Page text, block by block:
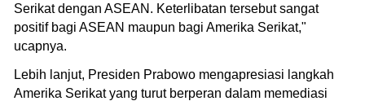
Serikat dengan ASEAN. Keterlibatan tersebut sangat
positif bagi ASEAN maupun bagi Amerika Serikat,"
ucapnya.
Lebih lanjut, Presiden Prabowo mengapresiasi langkah
Amerika Serikat yang turut berperan dalam memediasi